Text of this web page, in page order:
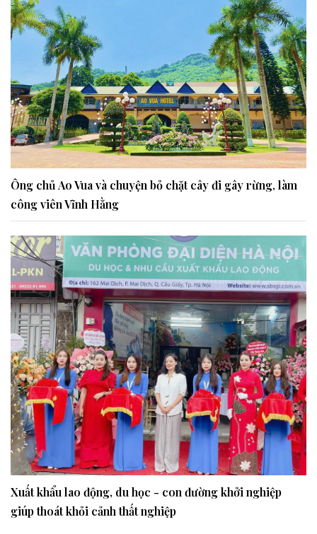
Ông chủ Ao Vua và chuyện bỏ chặt cây đi gây rừng, làm
công viên Vĩnh Hằng
Xuất khẩu lao động, du học - con đường khởi nghiệp
giúp thoát khỏi cảnh thất nghiệp